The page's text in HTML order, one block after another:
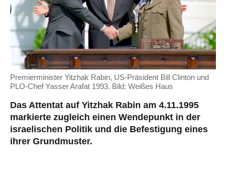
Premierminister Yitzhak Rabin, US-Präsident Bill Clinton und
PLO-Chef Yasser Arafat 1993. Bild: Weißes Haus
Das Attentat auf Yitzhak Rabin am 4.11.1995
markierte zugleich einen Wendepunkt in der
israelischen Politik und die Befestigung eines
ihrer Grundmuster.